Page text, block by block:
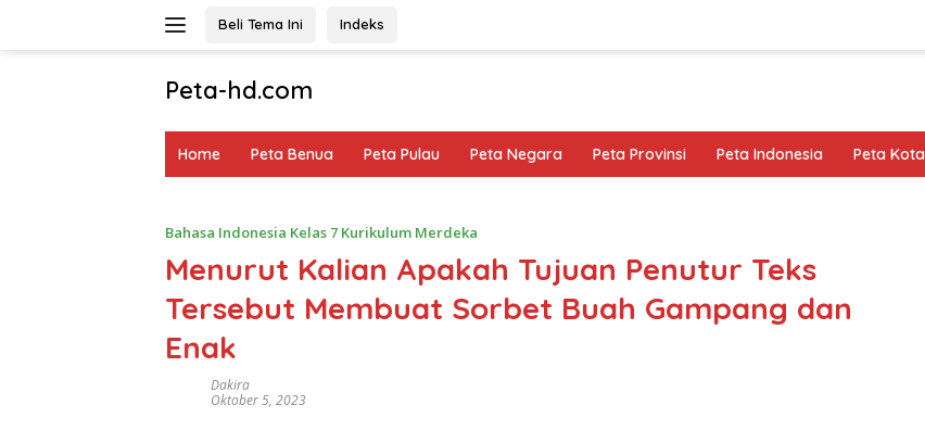
Beli Tema Ini Indeks
Peta-hd.com
Gambar
Home Peta Benua Peta Pulau Peta Negara Peta Provinsi Peta Indonesia Peta Kota
Bahasa Indonesia Kelas 7 Kurikulum Merdeka
Menurut Kalian Apakah Tujuan Penutur Teks
Tersebut Membuat Sorbet Buah Gampang dan
Enak
Dakira
Oktober 5, 2023